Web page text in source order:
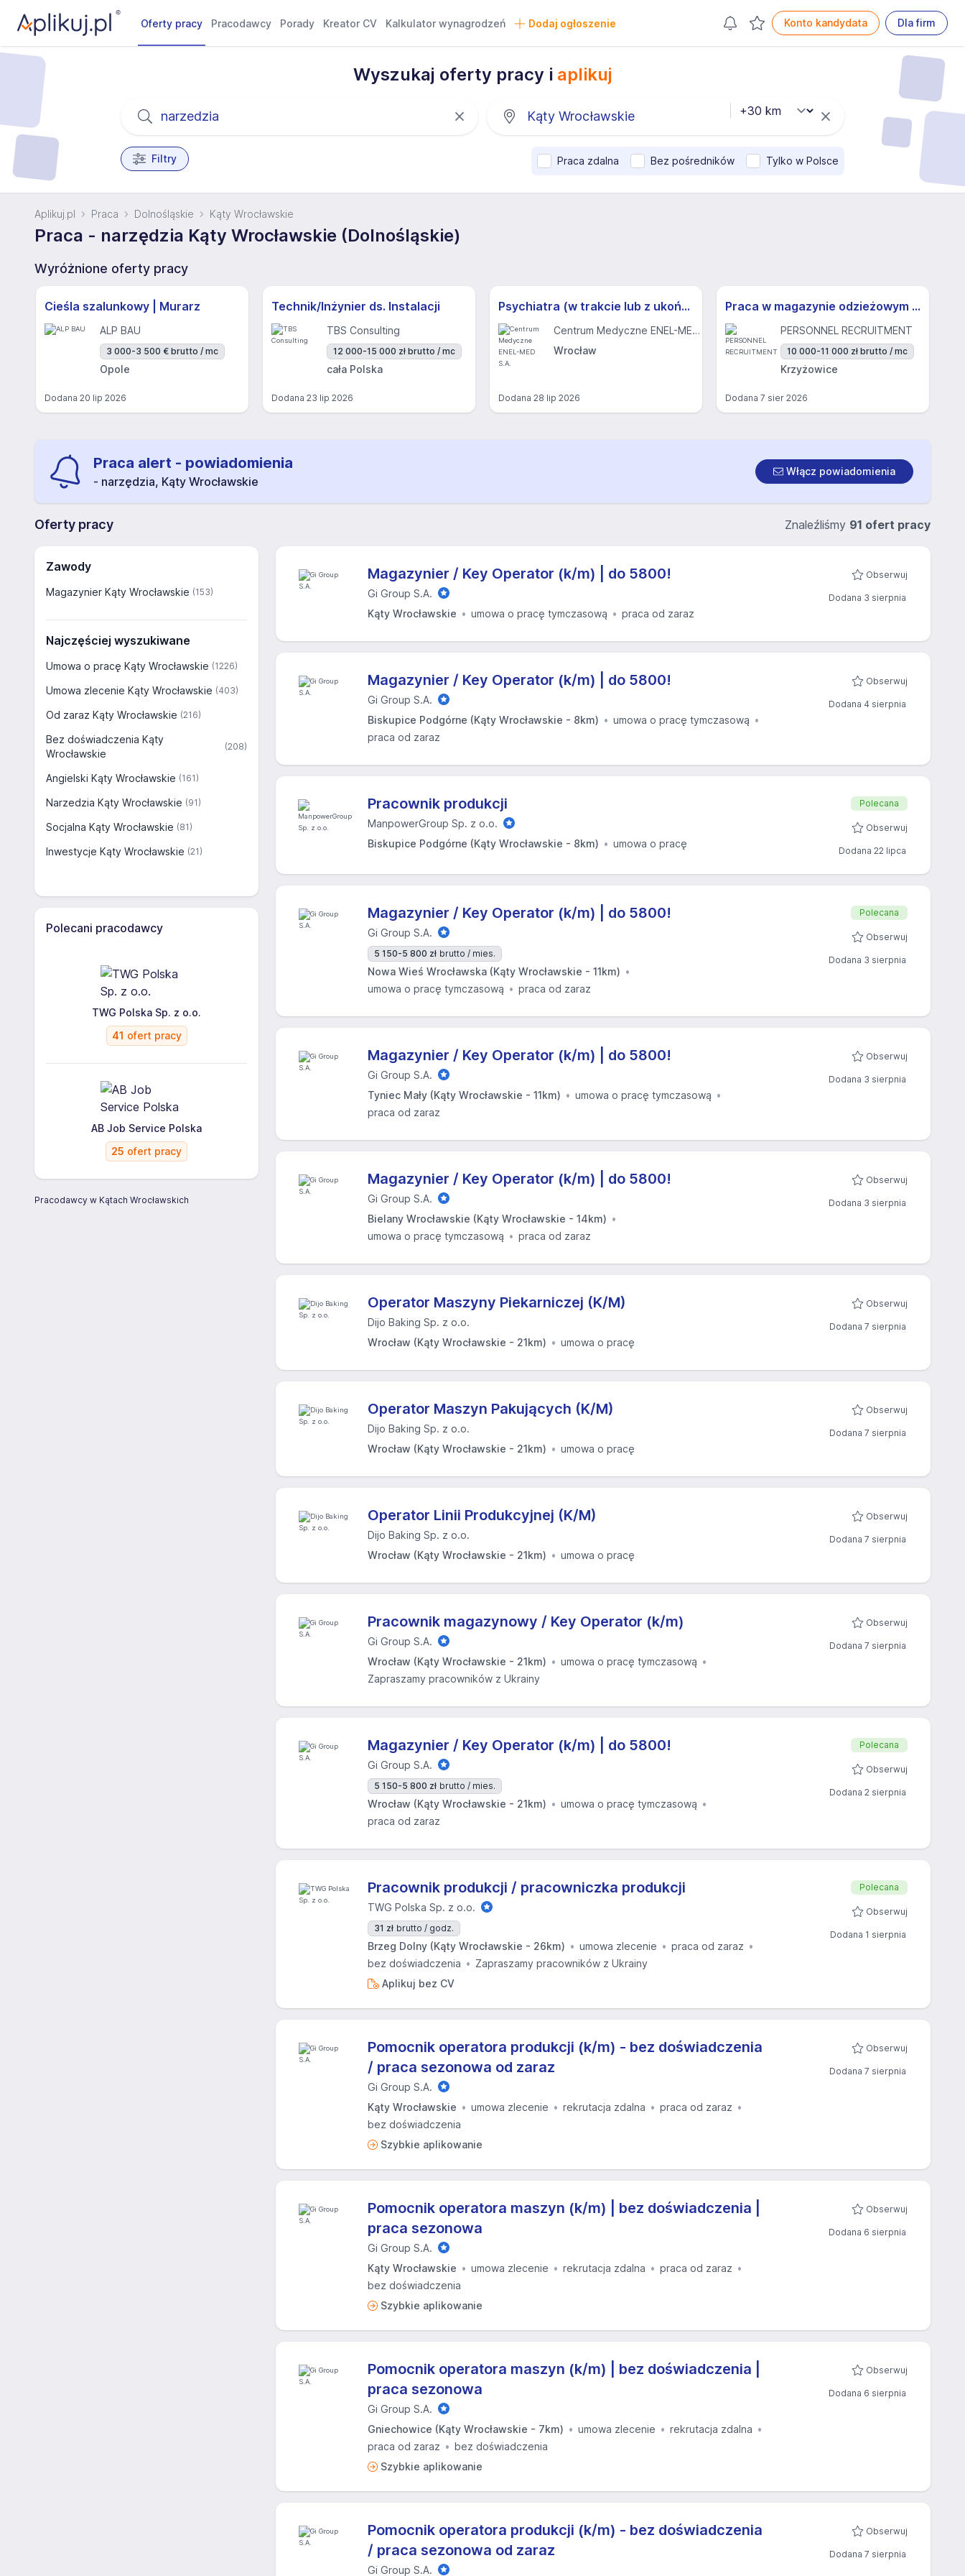
Oferty pracy Pracodawcy Porady Kreator CV Kalkulator wynagrodzeń Dodaj ogłoszenie Konto kandydata Dla firm
Wyszukaj oferty pracy i aplikuj
Filtry Praca zdalna Bez pośredników Tylko w Polsce
Aplikuj.pl Praca Dolnośląskie Kąty Wrocławskie
Praca - narzędzia Kąty Wrocławskie (Dolnośląskie)
Wyróżnione oferty pracy
Cieśla szalunkowy | Murarz
ALP BAU
3 000-3 500 € brutto / mc
Opole
Dodana 20 lip 2026
Technik/Inżynier ds. Instalacji
TBS Consulting
12 000-15 000 zł brutto / mc
cała Polska
Dodana 23 lip 2026
Psychiatra (w trakcie lub z ukończoną specjalizacją) (k/m)
Centrum Medyczne ENEL-MED S.A.
Wrocław
Dodana 28 lip 2026
Praca w magazynie odzieżowym dla uczniów i studentów | 40 zł | zapewniamy transport
PERSONNEL RECRUITMENT
10 000-11 000 zł brutto / mc
Krzyżowice
Dodana 7 sier 2026
Praca alert - powiadomienia
- narzędzia, Kąty Wrocławskie
Włącz powiadomienia
Oferty pracy Znaleźliśmy 91 ofert pracy
Zawody
Magazynier Kąty Wrocławskie (153)
Najczęściej wyszukiwane
Umowa o pracę Kąty Wrocławskie (1226)
Umowa zlecenie Kąty Wrocławskie (403)
Od zaraz Kąty Wrocławskie (216)
Bez doświadczenia Kąty
Wrocławskie
(208)
Angielski Kąty Wrocławskie (161)
Narzedzia Kąty Wrocławskie (91)
Socjalna Kąty Wrocławskie (81)
Inwestycje Kąty Wrocławskie (21)
Polecani pracodawcy
TWG Polska Sp. z o.o.
41 ofert pracy
AB Job Service Polska
25 ofert pracy
Pracodawcy w Kątach Wrocławskich
Magazynier / Key Operator (k/m) | do 5800!
Gi Group S.A.
Kąty Wrocławskie
umowa o pracę tymczasową praca od zaraz
Obserwuj
Dodana 3 sierpnia
Magazynier / Key Operator (k/m) | do 5800!
Gi Group S.A.
Biskupice Podgórne (Kąty Wrocławskie - 8km)
umowa o pracę tymczasową
praca od zaraz
Obserwuj
Dodana 4 sierpnia
Pracownik produkcji
ManpowerGroup Sp. z o.o.
Biskupice Podgórne (Kąty Wrocławskie - 8km)
umowa o pracę
Polecana
Obserwuj
Dodana 22 lipca
Magazynier / Key Operator (k/m) | do 5800!
Gi Group S.A.
5 150-5 800 zł brutto / mies.
Nowa Wieś Wrocławska (Kąty Wrocławskie - 11km)
umowa o pracę tymczasową
praca od zaraz
Polecana
Obserwuj
Dodana 3 sierpnia
Magazynier / Key Operator (k/m) | do 5800!
Gi Group S.A.
Tyniec Mały (Kąty Wrocławskie - 11km)
umowa o pracę tymczasową
praca od zaraz
Obserwuj
Dodana 3 sierpnia
Magazynier / Key Operator (k/m) | do 5800!
Gi Group S.A.
Bielany Wrocławskie (Kąty Wrocławskie - 14km)
umowa o pracę tymczasową
praca od zaraz
Obserwuj
Dodana 3 sierpnia
Operator Maszyny Piekarniczej (K/M)​
Dijo Baking Sp. z o.o.
Wrocław (Kąty Wrocławskie - 21km)
umowa o pracę
Obserwuj
Dodana 7 sierpnia
Operator Maszyn Pakujących (K/M)​
Dijo Baking Sp. z o.o.
Wrocław (Kąty Wrocławskie - 21km)
umowa o pracę
Obserwuj
Dodana 7 sierpnia
Operator Linii Produkcyjnej (K/M)​
Dijo Baking Sp. z o.o.
Wrocław (Kąty Wrocławskie - 21km)
umowa o pracę
Obserwuj
Dodana 7 sierpnia
Pracownik magazynowy / Key Operator (k/m)
Gi Group S.A.
Wrocław (Kąty Wrocławskie - 21km)
umowa o pracę tymczasową
Zapraszamy pracowników z Ukrainy
Obserwuj
Dodana 7 sierpnia
Magazynier / Key Operator (k/m) | do 5800!
Gi Group S.A.
5 150-5 800 zł brutto / mies.
Wrocław (Kąty Wrocławskie - 21km)
umowa o pracę tymczasową
praca od zaraz
Polecana
Obserwuj
Dodana 2 sierpnia
Pracownik produkcji / pracowniczka produkcji
TWG Polska Sp. z o.o.
31 zł brutto / godz.
Brzeg Dolny (Kąty Wrocławskie - 26km) umowa zlecenie
praca od zaraz
bez doświadczenia
Zapraszamy pracowników z Ukrainy
Aplikuj bez CV
Polecana
Obserwuj
Dodana 1 sierpnia
Pomocnik operatora produkcji (k/m) - bez doświadczenia
/ praca sezonowa od zaraz
Gi Group S.A.
Kąty Wrocławskie
umowa zlecenie rekrutacja zdalna
praca od zaraz
bez doświadczenia
Szybkie aplikowanie
Obserwuj
Dodana 7 sierpnia
Pomocnik operatora maszyn (k/m) | bez doświadczenia |
praca sezonowa
Gi Group S.A.
Kąty Wrocławskie
umowa zlecenie rekrutacja zdalna
praca od zaraz
bez doświadczenia
Szybkie aplikowanie
Obserwuj
Dodana 6 sierpnia
Pomocnik operatora maszyn (k/m) | bez doświadczenia |
praca sezonowa
Gi Group S.A.
Gniechowice (Kąty Wrocławskie - 7km)
umowa zlecenie
rekrutacja zdalna
praca od zaraz
bez doświadczenia
Szybkie aplikowanie
Obserwuj
Dodana 6 sierpnia
Pomocnik operatora produkcji (k/m) - bez doświadczenia
/ praca sezonowa od zaraz
Gi Group S.A.
Obserwuj
Dodana 7 sierpnia